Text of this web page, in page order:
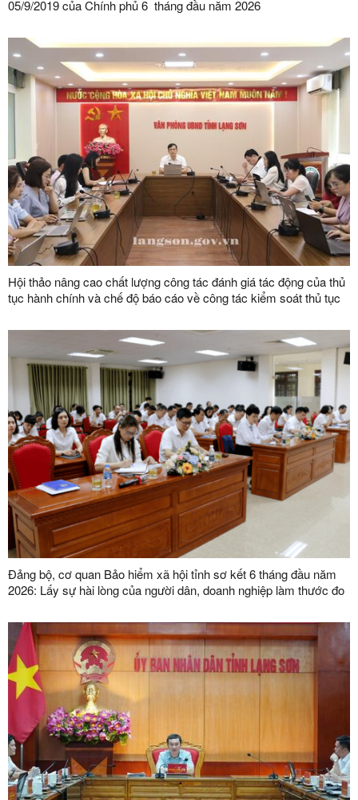
05/9/2019 của Chính phủ 6 tháng đầu năm 2026
Hội thảo nâng cao chất lượng công tác đánh giá tác động của thủ
tục hành chính và chế độ báo cáo về công tác kiểm soát thủ tục
Đảng bộ, cơ quan Bảo hiểm xã hội tỉnh sơ kết 6 tháng đầu năm
2026: Lấy sự hài lòng của người dân, doanh nghiệp làm thước đo